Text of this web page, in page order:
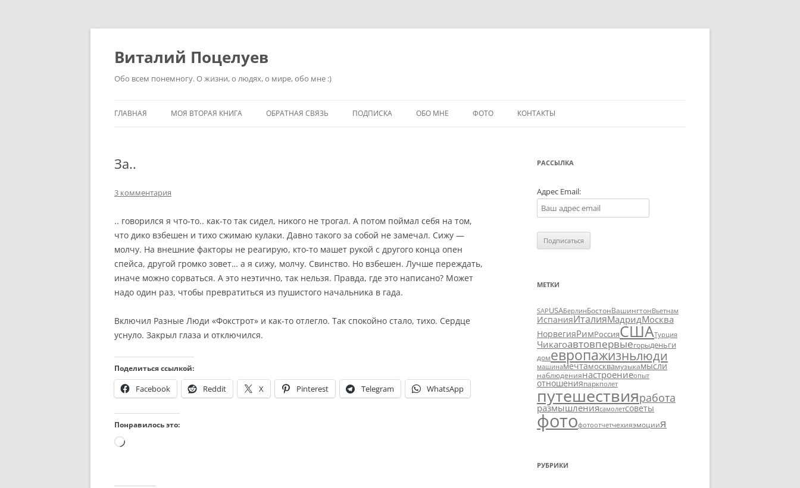
Перейти
Виталий Поцелуев
Обо всем понемногу. О жизни, о людях, о мире, обо мне :)
ГЛАВНАЯ МОЯ ВТОРАЯ КНИГА ОБРАТНАЯ СВЯЗЬ ПОДПИСКА ОБО МНЕ ФОТО КОНТАКТЫ
За..
3 комментария
.. говорился я что-то.. как-то так сидел, никого не трогал. А потом поймал себя на том,
что дико взбешен и тихо сжимаю кулаки. Давно такого за собой не замечал. Сижу —
молчу. На внешние факторы не реагирую, кто-то машет рукой с другого конца опен
спейса, другой громко зовет… а я сижу, молчу. Свинство. Но взбешен. Лучше переждать,
иначе можно сорваться. А это неэтично, так нельзя. Правда, где это написано? Может
надо один раз, чтобы превратиться из пушистого начальника в гада.
Включил Разные Люди «Фокстрот» и как-то отлегло. Так спокойно стало, тихо. Сердце
уснуло. Закрыл глаза и отключился.
Поделиться ссылкой:
Facebook Reddit X Pinterest Telegram WhatsApp
Понравилось это:
Загрузка…
РАССЫЛКА
Адрес Email:
МЕТКИ
SAPUSAБерлинБостонВашингтонВьетнам
ИспанияИталияМадридМосква
НорвегияРимРоссияСШАТурция
Чикагоавтовпервыегорыденьги
домевропажизньлюди
машинамечтамосквамузыкамысли
наблюдениянастроениеопыт
отношенияпаркполет
путешествияработа
размышлениясамолетсоветы
фотофотоотчетчехияэмоциия
РУБРИКИ